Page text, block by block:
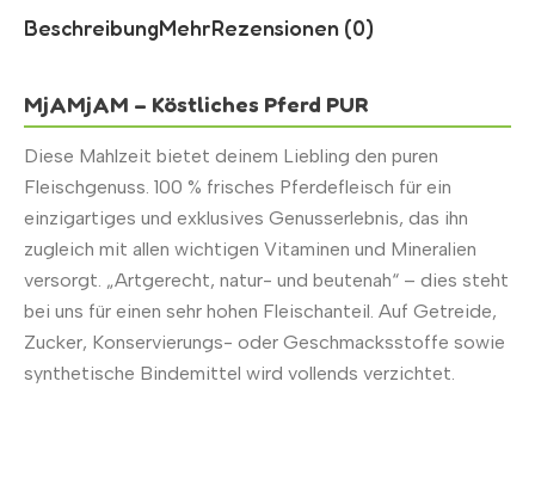
BeschreibungMehrRezensionen (0)
MjAMjAM – Köstliches Pferd PUR
Diese Mahlzeit bietet deinem Liebling den puren
Fleischgenuss. 100 % frisches Pferdefleisch für ein
einzigartiges und exklusives Genusserlebnis, das ihn
zugleich mit allen wichtigen Vitaminen und Mineralien
versorgt. „Artgerecht, natur- und beutenah“ – dies steht
bei uns für einen sehr hohen Fleischanteil. Auf Getreide,
Zucker, Konservierungs- oder Geschmacksstoffe sowie
synthetische Bindemittel wird vollends verzichtet.